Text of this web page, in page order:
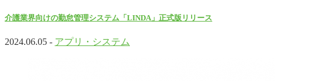
介護業界向けの勤怠管理システム「LINDA」正式版リリース
2024.06.05 - アプリ・システム